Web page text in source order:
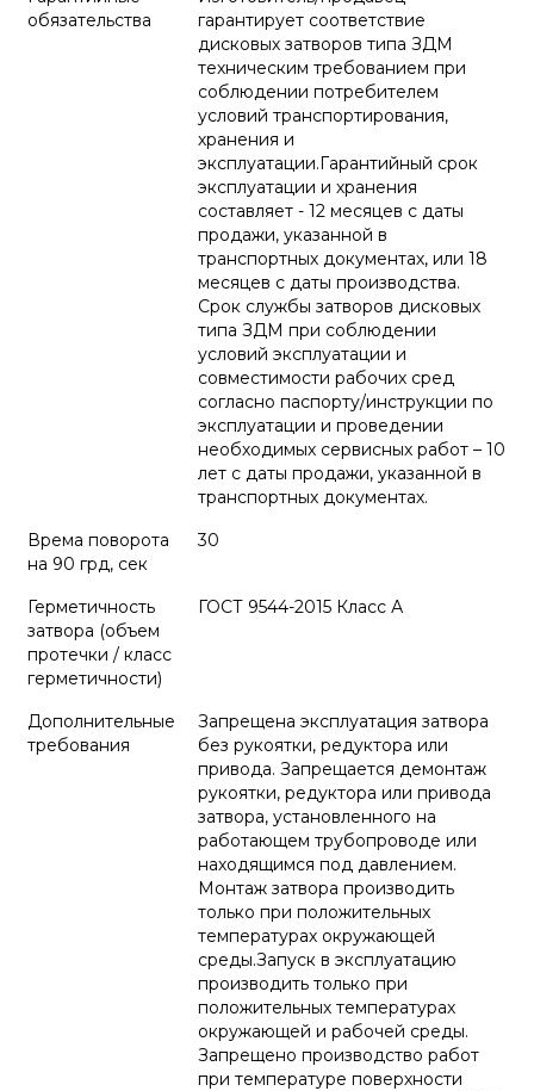
обязательства
гарантирует соответствие
дисковых затворов типа ЗДМ
техническим требованием при
соблюдении потребителем
условий транспортирования,
хранения и
эксплуатации.Гарантийный срок
эксплуатации и хранения
составляет - 12 месяцев с даты
продажи, указанной в
транспортных документах, или 18
месяцев с даты производства.
Срок службы затворов дисковых
типа ЗДМ при соблюдении
условий эксплуатации и
совместимости рабочих сред
согласно паспорту/инструкции по
эксплуатации и проведении
необходимых сервисных работ – 10
лет с даты продажи, указанной в
транспортных документах.
Врема поворота
на 90 грд, сек
30
Герметичность
затвора (объем
протечки / класс
герметичности)
ГОСТ 9544-2015 Класс А
Дополнительные
требования
Запрещена эксплуатация затвора
без рукоятки, редуктора или
привода. Запрещается демонтаж
рукоятки, редуктора или привода
затвора, установленного на
работающем трубопроводе или
находящимся под давлением.
Монтаж затвора производить
только при положительных
температурах окружающей
среды.Запуск в эксплуатацию
производить только при
положительных температурах
окружающей и рабочей среды.
Запрещено производство работ
при температуре поверхности